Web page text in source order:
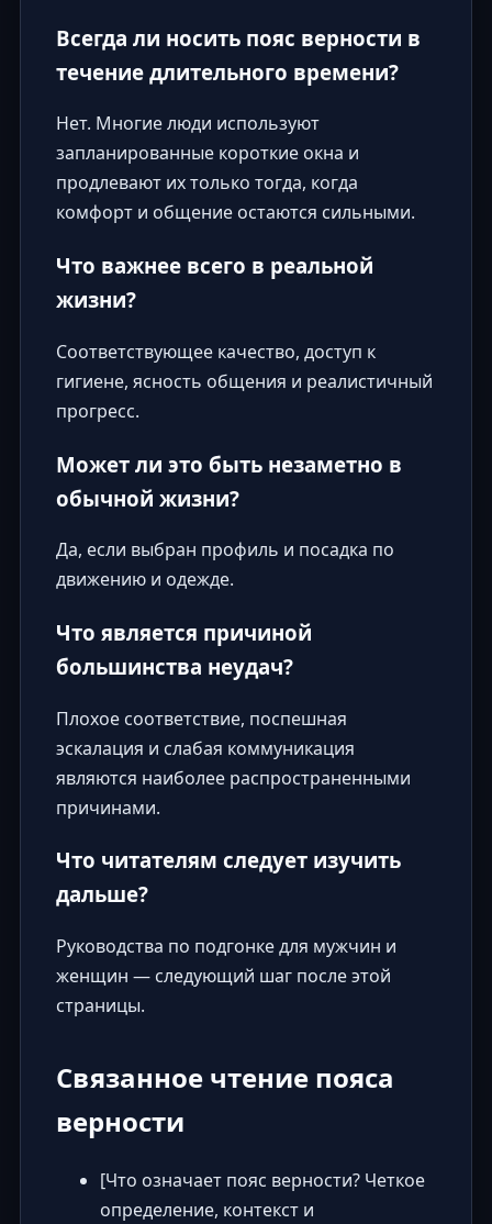
Всегда ли носить пояс верности в
течение длительного времени?
Нет. Многие люди используют
запланированные короткие окна и
продлевают их только тогда, когда
комфорт и общение остаются сильными.
Что важнее всего в реальной
жизни?
Соответствующее качество, доступ к
гигиене, ясность общения и реалистичный
прогресс.
Может ли это быть незаметно в
обычной жизни?
Да, если выбран профиль и посадка по
движению и одежде.
Что является причиной
большинства неудач?
Плохое соответствие, поспешная
эскалация и слабая коммуникация
являются наиболее распространенными
причинами.
Что читателям следует изучить
дальше?
Руководства по подгонке для мужчин и
женщин — следующий шаг после этой
страницы.
Связанное чтение пояса
верности
[Что означает пояс верности? Четкое
определение, контекст и